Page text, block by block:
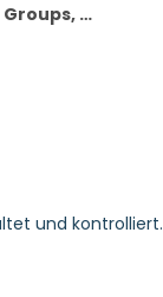
…
und kontrolliert.